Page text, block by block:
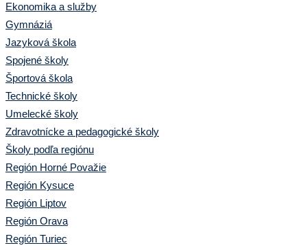
Ekonomika a služby
Gymnáziá
Jazyková škola
Spojené školy
Športová škola
Technické školy
Umelecké školy
Zdravotnícke a pedagogické školy
Školy podľa regiónu
Región Horné Považie
Región Kysuce
Región Liptov
Región Orava
Región Turiec